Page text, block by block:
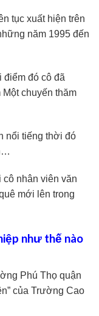
tục xuất hiện trên
năm 1995 đến
điểm đó cô đã
chuyến thăm
nổi tiếng thời đó
cô nhân viên văn
mới lên trong
như thế nào
Phú Thọ quận
của Trường Cao